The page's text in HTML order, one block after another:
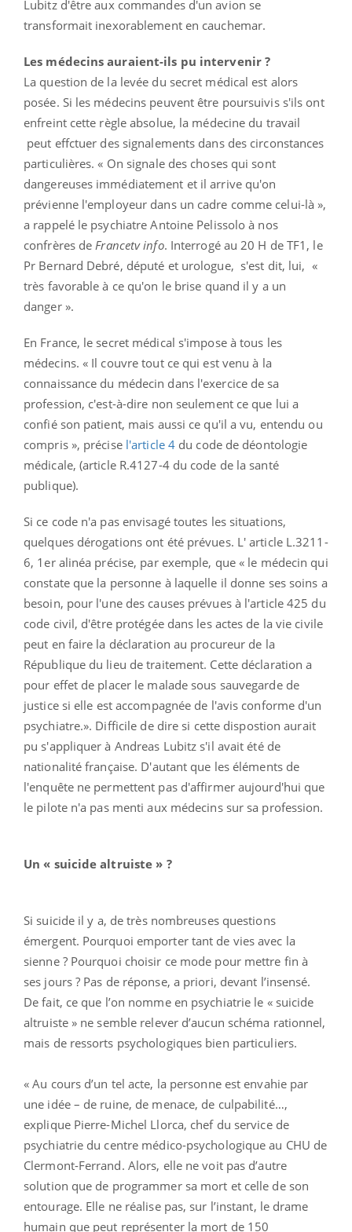
Lubitz d'être aux commandes d'un avion se
transformait inexorablement en cauchemar.
Les médecins auraient-ils pu intervenir ?
La question de la levée du secret médical est alors
posée. Si les médecins peuvent être poursuivis s'ils ont
enfreint cette règle absolue, la médecine du travail
peut effctuer des signalements dans des circonstances
particulières. « On signale des choses qui sont
dangereuses immédiatement et il arrive qu'on
prévienne l'employeur dans un cadre comme celui-là »,
a rappelé le psychiatre Antoine Pelissolo à nos
confrères de Francetv info. Interrogé au 20 H de TF1, le
Pr Bernard Debré, député et urologue, s'est dit, lui, «
très favorable à ce qu'on le brise quand il y a un
danger ».
En France, le secret médical s'impose à tous les
médecins. « Il couvre tout ce qui est venu à la
connaissance du médecin dans l'exercice de sa
profession, c'est-à-dire non seulement ce que lui a
confié son patient, mais aussi ce qu'il a vu, entendu ou
compris », précise l'article 4 du code de déontologie
médicale, (article R.4127-4 du code de la santé
publique).
Si ce code n'a pas envisagé toutes les situations,
quelques dérogations ont été prévues. L' article L.3211-
6, 1er alinéa précise, par exemple, que « le médecin qui
constate que la personne à laquelle il donne ses soins a
besoin, pour l'une des causes prévues à l'article 425 du
code civil, d'être protégée dans les actes de la vie civile
peut en faire la déclaration au procureur de la
République du lieu de traitement. Cette déclaration a
pour effet de placer le malade sous sauvegarde de
justice si elle est accompagnée de l'avis conforme d'un
psychiatre.». Difficile de dire si cette dispostion aurait
pu s'appliquer à Andreas Lubitz s'il avait été de
nationalité française. D'autant que les éléments de
l'enquête ne permettent pas d'affirmer aujourd'hui que
le pilote n'a pas menti aux médecins sur sa profession.
Un « suicide altruiste » ?
Si suicide il y a, de très nombreuses questions
émergent. Pourquoi emporter tant de vies avec la
sienne ? Pourquoi choisir ce mode pour mettre fin à
ses jours ? Pas de réponse, a priori, devant l’insensé.
De fait, ce que l’on nomme en psychiatrie le « suicide
altruiste » ne semble relever d’aucun schéma rationnel,
mais de ressorts psychologiques bien particuliers.
« Au cours d’un tel acte, la personne est envahie par
une idée – de ruine, de menace, de culpabilité…,
explique Pierre-Michel Llorca, chef du service de
psychiatrie du centre médico-psychologique au CHU de
Clermont-Ferrand. Alors, elle ne voit pas d’autre
solution que de programmer sa mort et celle de son
entourage. Elle ne réalise pas, sur l’instant, le drame
humain que peut représenter la mort de 150